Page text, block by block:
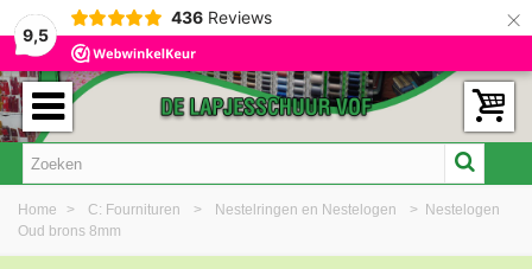
9,5
436 Reviews ×
Home > C: Fournituren > Nestelringen en Nestelogen > Nestelogen
Oud brons 8mm